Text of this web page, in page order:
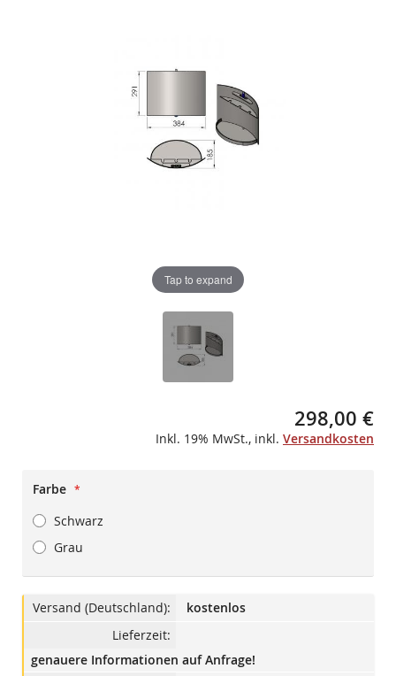
Tap to expand
298,00 €
Inkl. 19% MwSt., inkl. Versandkosten
Farbe
Schwarz
Grau
Versand (Deutschland):
kostenlos
Lieferzeit:
genauere Informationen auf Anfrage!